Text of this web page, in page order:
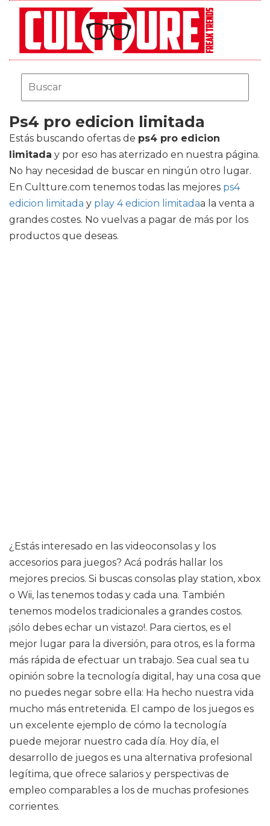
Ps4 pro edicion limitada
Estás buscando ofertas de ps4 pro edicion
limitada y por eso has aterrizado en nuestra página.
No hay necesidad de buscar en ningún otro lugar.
En Cultture.com tenemos todas las mejores ps4
edicion limitada y play 4 edicion limitadaa la venta a
grandes costes. No vuelvas a pagar de más por los
productos que deseas.
¿Estás interesado en las videoconsolas y los
accesorios para juegos? Acá podrás hallar los
mejores precios. Si buscas consolas play station, xbox
o Wii, las tenemos todas y cada una. También
tenemos modelos tradicionales a grandes costos.
¡sólo debes echar un vistazo!. Para ciertos, es el
mejor lugar para la diversión, para otros, es la forma
más rápida de efectuar un trabajo. Sea cual sea tu
opinión sobre la tecnología digital, hay una cosa que
no puedes negar sobre ella: Ha hecho nuestra vida
mucho más entretenida. El campo de los juegos es
un excelente ejemplo de cómo la tecnología
puede mejorar nuestro cada día. Hoy día, el
desarrollo de juegos es una alternativa profesional
legítima, que ofrece salarios y perspectivas de
empleo comparables a los de muchas profesiones
corrientes.